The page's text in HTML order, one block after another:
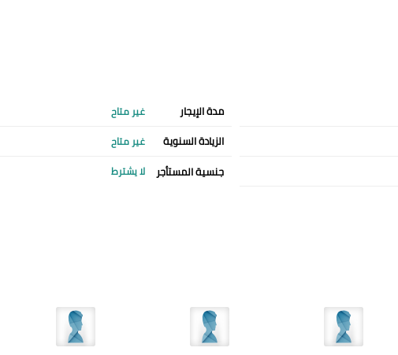
مدة الإيجار غير متاح
الزيادة السنوية غير متاح
جنسية المستأجر لا يشترط